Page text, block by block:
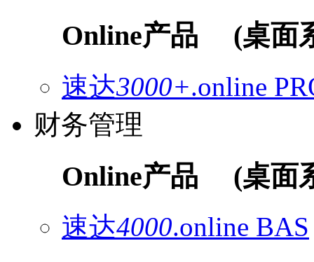
Online产品 (桌面
速达3000+.online
财务管理
Online产品 (桌面
速达4000.online BAS